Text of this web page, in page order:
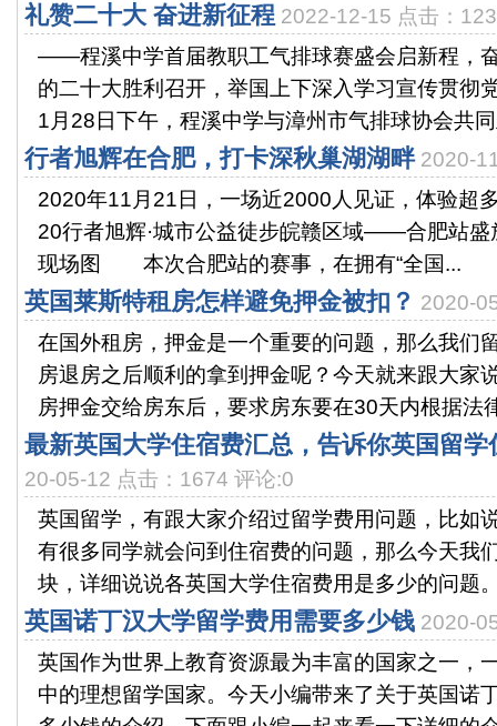
礼赞二十大 奋进新征程 2022-12-15 点击：
——程溪中学首届教职工气排球赛盛会启新程，
的二十大胜利召开，举国上下深入学习宣传贯彻
1月28日下午，程溪中学与漳州市气排球协会共
行者旭辉在合肥，打卡深秋巢湖湖畔 2020-
2020年11月21日，一场近2000人见证，体验超
20行者旭辉·城市公益徒步皖赣区域——合肥
现场图 本次合肥站的赛事，在拥有“全国...
英国莱斯特租房怎样避免押金被扣？ 2020-
在国外租房，押金是一个重要的问题，那么我们
房退房之后顺利的拿到押金呢？今天就来跟大家
房押金交给房东后，要求房东要在30天内根据法
最新英国大学住宿费汇总，告诉你英国留
20-05-12 点击：1674 评论:0
英国留学，有跟大家介绍过留学费用问题，比如
有很多同学就会问到住宿费的问题，那么今天我
块，详细说说各英国大学住宿费用是多少的问题
英国诺丁汉大学留学费用需要多少钱 2020-
英国作为世界上教育资源最为丰富的国家之一，
中的理想留学国家。今天小编带来了关于英国诺